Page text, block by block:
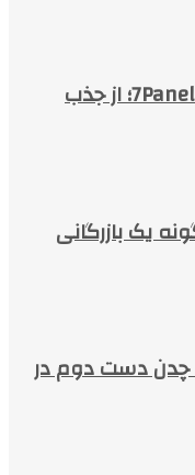
خدمات شبکه‌های اجتماعی 7Panel؛ از جذب
در سال ۱۴۰۴؛ چگونه یک بازرگانی
چدن دست دوم در